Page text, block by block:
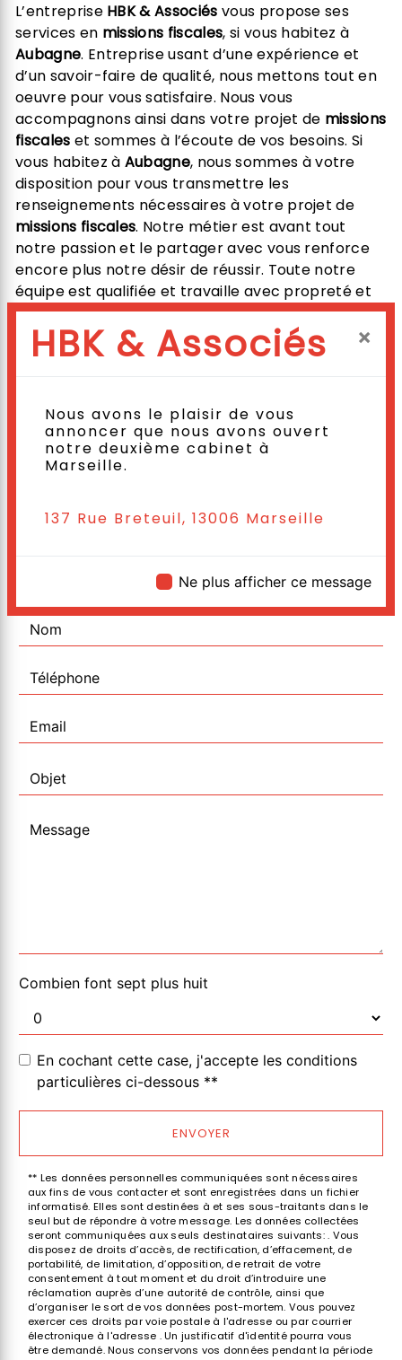
HBK & Associés ×
Nous avons le plaisir de vous
annoncer que nous avons ouvert
notre deuxième cabinet à
Marseille.
137 Rue Breteuil, 13006 Marseille
Ne plus afficher ce message
L’entreprise HBK & Associés vous propose ses
services en missions fiscales, si vous habitez à
Aubagne. Entreprise usant d’une expérience et
d’un savoir-faire de qualité, nous mettons tout en
oeuvre pour vous satisfaire. Nous vous
accompagnons ainsi dans votre projet de missions
fiscales et sommes à l’écoute de vos besoins. Si
vous habitez à Aubagne, nous sommes à votre
disposition pour vous transmettre les
renseignements nécessaires à votre projet de
missions fiscales. Notre métier est avant tout
notre passion et le partager avec vous renforce
encore plus notre désir de réussir. Toute notre
équipe est qualifiée et travaille avec propreté et
rigueur.
EN SAVOIR PLUS
Contactez nous
Combien font sept plus huit
En cochant cette case, j'accepte les conditions
particulières ci-dessous **
ENVOYER
** Les données personnelles communiquées sont nécessaires
aux fins de vous contacter et sont enregistrées dans un fichier
informatisé. Elles sont destinées à et ses sous-traitants dans le
seul but de répondre à votre message. Les données collectées
seront communiquées aux seuls destinataires suivants: . Vous
disposez de droits d’accès, de rectification, d’effacement, de
portabilité, de limitation, d’opposition, de retrait de votre
consentement à tout moment et du droit d’introduire une
réclamation auprès d’une autorité de contrôle, ainsi que
d’organiser le sort de vos données post-mortem. Vous pouvez
exercer ces droits par voie postale à l'adresse ou par courrier
électronique à l'adresse . Un justificatif d'identité pourra vous
être demandé. Nous conservons vos données pendant la période